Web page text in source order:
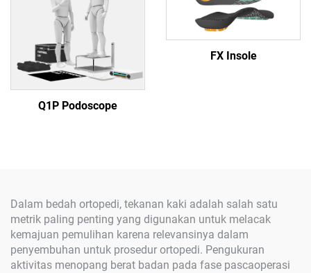
Q1P Podoscope
FX Insole
Dalam bedah ortopedi, tekanan kaki adalah salah satu
metrik paling penting yang digunakan untuk melacak
kemajuan pemulihan karena relevansinya dalam
penyembuhan untuk prosedur ortopedi. Pengukuran
aktivitas menopang berat badan pada fase pascaoperasi